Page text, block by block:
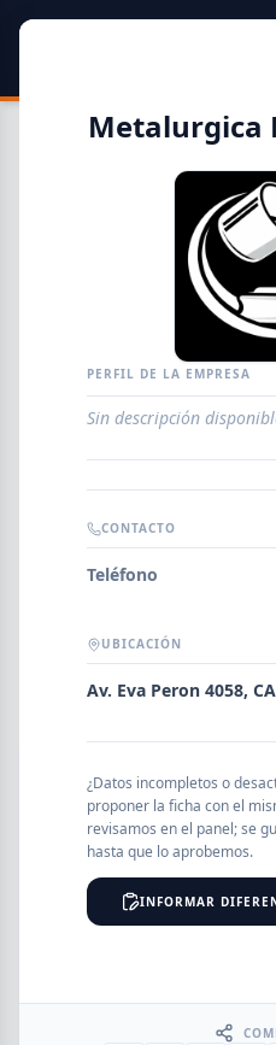
Guía de Empresas
EMPRESAS
Error al
SEGMENTO
Metalurgica
PERFIL DE LA EMPRESA
Sin descripción
CONTACTO
Teléfono
UBICACIÓN
Av. Eva Peron 4058,
¿Datos incompletos o
proponer la ficha con el
revisamos en el panel; se
hasta que lo aprobemos.
INFORMAR